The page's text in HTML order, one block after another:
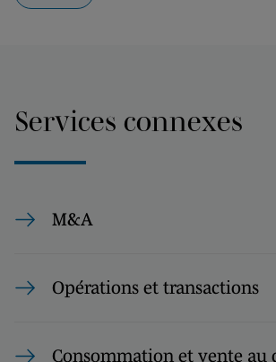
Services connexes
M&A
Opérations et transactions
Consommation et vente au